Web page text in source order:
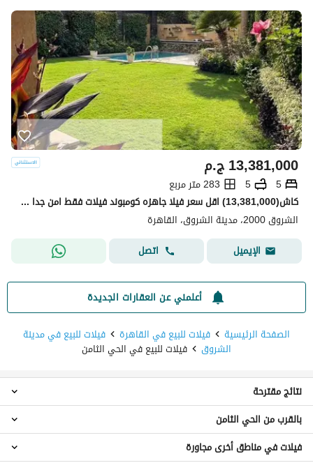
ج.م13,381,000
5
5
283 متر مربع
كاش(13,381,000) اقل سعر فيلا جاهزه كومبوند فيلات فقط امن جدا مساحه كبيره فيو لاند سكيب صريح لوكيشن مميز علي طريق السويس سور في سور مع لافيستا و سبرينجز في الشروق
الشروق 2000، مدينة الشروق، القاهرة
الإيميل
اتصل
أعلمني عن العقارات الجديدة
الصفحة الرئيسية
فيلات للبيع في القاهرة فيلات للبيع في مدينة
الشروق فيلات للبيع في الحي الثامن
فيلات 3 غرف نوم للبيع في الحي الثامن
شقق للبيع في الحي الثامن
دوبليكس للبيع في الحي الثامن
نتائج مقترحة
فيلات للبيع في هليوبوليس ريزيدنس
بالقرب من الحي الثامن
فيلات في مناطق أخرى مجاورة